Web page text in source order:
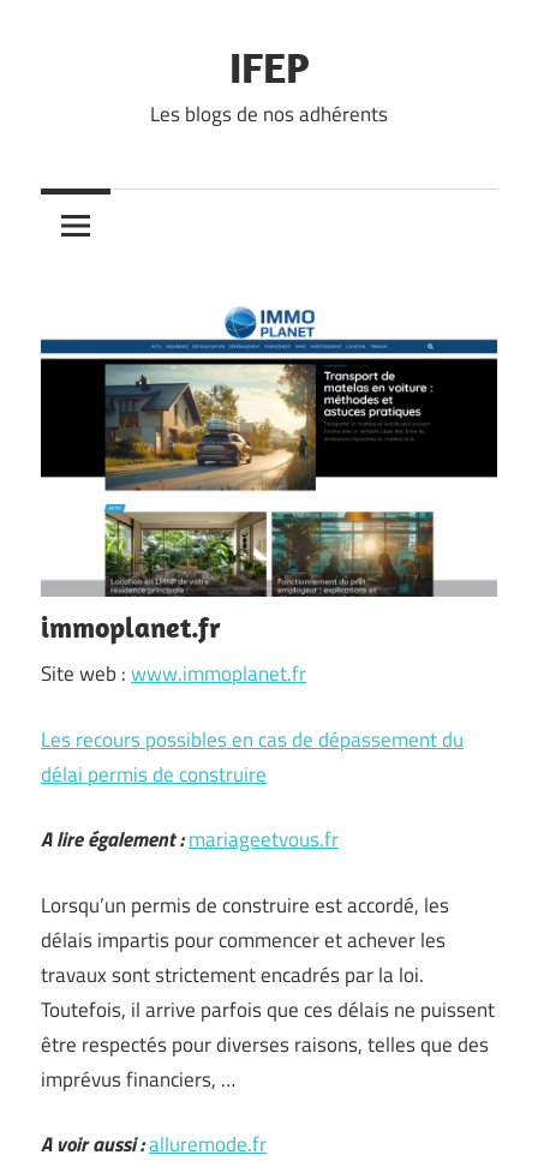
IFEP
Les blogs de nos adhérents
immoplanet.fr
Site web :www.immoplanet.fr
Les recours possibles en cas de dépassement du
délai permis de construire
A lire également :mariageetvous.fr
Lorsqu’un permis de construire est accordé, les
délais impartis pour commencer et achever les
travaux sont strictement encadrés par la loi.
Toutefois, il arrive parfois que ces délais ne puissent
être respectés pour diverses raisons, telles que des
imprévus financiers, …
A voir aussi :alluremode.fr